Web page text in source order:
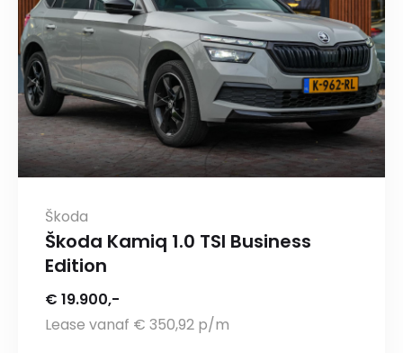
Škoda
Škoda Kamiq 1.0 TSI Business
Edition
€ 19.900,-
Lease vanaf € 350,92 p/m